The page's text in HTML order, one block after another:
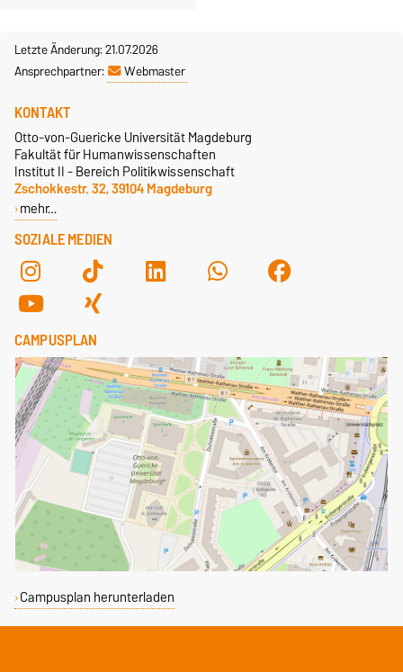
Letzte Änderung: 21.07.2026
Ansprechpartner:
Webmaster
SOZIALE MEDIEN
KONTAKT
Otto-von-Guericke Universität Magdeburg
Fakultät für Humanwissenschaften
Institut II - Bereich Politikwissenschaft
Zschokkestr. 32, 39104 Magdeburg
mehr…
CAMPUSPLAN
Campusplan herunterladen